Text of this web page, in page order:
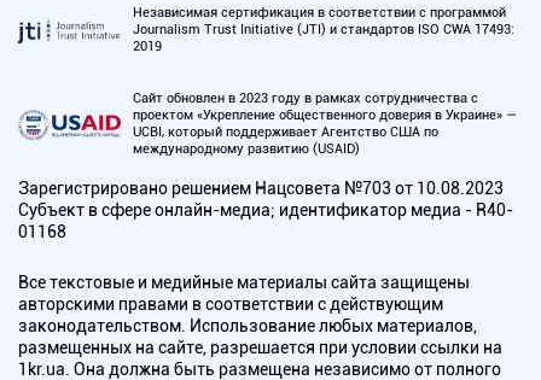
Независимая сертификация в соответствии с программой
Journalism Trust Initiative (JTI) и стандартов ISO CWA 17493:
2019
Сайт обновлен в 2023 году в рамках сотрудничества с
проектом «Укрепление общественного доверия в Украине» —
UCBI, который поддерживает Агентство США по
международному развитию (USAID)
Зарегистрировано решением Нацсовета №703 от 10.08.2023
Субъект в сфере онлайн-медиа; идентификатор медиа - R40-
01168
Все текстовые и медийные материалы сайта защищены
авторскими правами в соответствии с действующим
законодательством. Использование любых материалов,
размещенных на сайте, разрешается при условии ссылки на
1kr.ua. Она должна быть размещена независимо от полного